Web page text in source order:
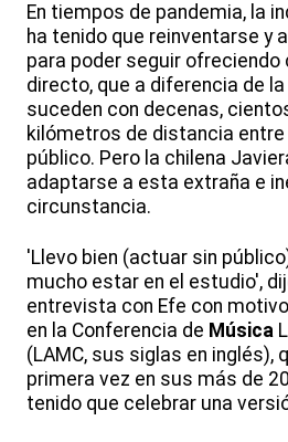
En tiempos de pandemia, la
ha tenido que reinventarse y
para poder seguir ofreciendo
directo, que a diferencia de
suceden con decenas,
kilómetros de distancia
público. Pero la chilena
adaptarse a esta extraña e
circunstancia.
'Llevo bien (actuar sin
mucho estar en el estudio',
entrevista con Efe con
en la Conferencia de Música
(LAMC, sus siglas en inglés),
primera vez en sus más de
tenido que celebrar una